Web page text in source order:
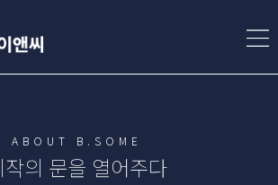
ABOUT B.SOME
작의 문을 열어주다